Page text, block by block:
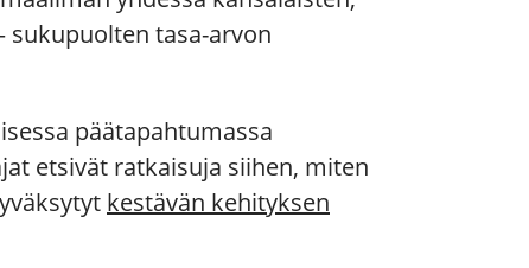
sukupuolten tasa-arvon
päätapahtumassa
etsivät ratkaisuja siihen, miten
kestävän kehityksen